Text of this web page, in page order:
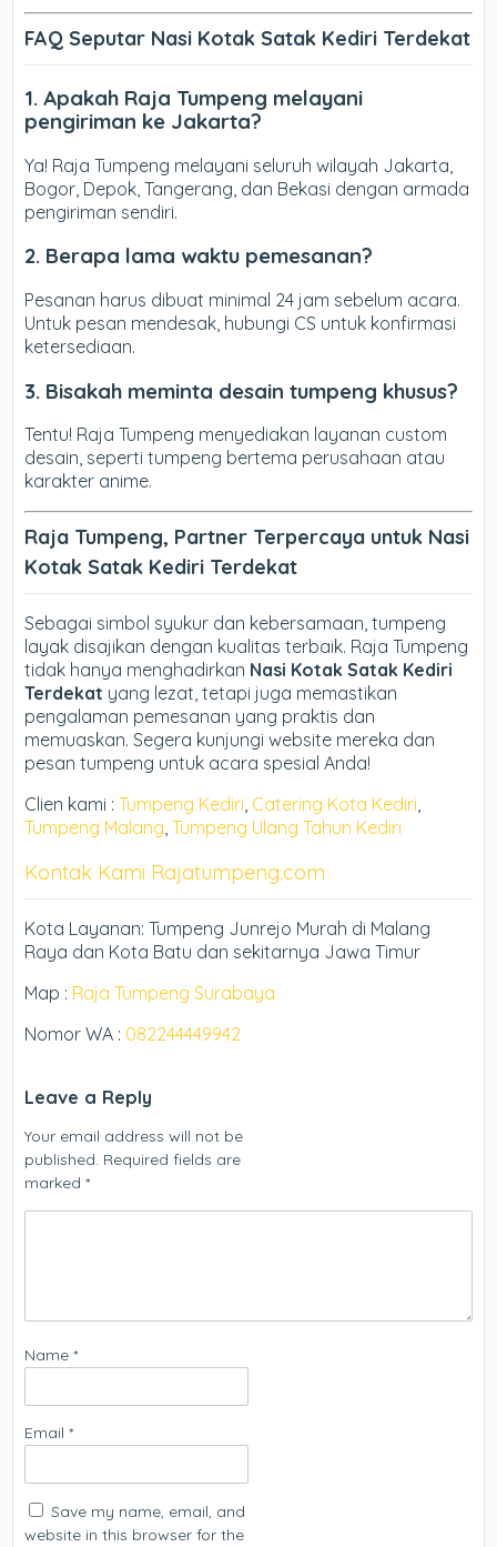
FAQ Seputar Nasi Kotak Satak Kediri Terdekat
1. Apakah Raja Tumpeng melayani
pengiriman ke Jakarta?
Ya! Raja Tumpeng melayani seluruh wilayah Jakarta,
Bogor, Depok, Tangerang, dan Bekasi dengan armada
pengiriman sendiri.
2. Berapa lama waktu pemesanan?
Pesanan harus dibuat minimal 24 jam sebelum acara.
Untuk pesan mendesak, hubungi CS untuk konfirmasi
ketersediaan.
3. Bisakah meminta desain tumpeng khusus?
Tentu! Raja Tumpeng menyediakan layanan custom
desain, seperti tumpeng bertema perusahaan atau
karakter anime.
Raja Tumpeng, Partner Terpercaya untuk Nasi
Kotak Satak Kediri Terdekat
Sebagai simbol syukur dan kebersamaan, tumpeng
layak disajikan dengan kualitas terbaik. Raja Tumpeng
tidak hanya menghadirkan Nasi Kotak Satak Kediri
Terdekat yang lezat, tetapi juga memastikan
pengalaman pemesanan yang praktis dan
memuaskan. Segera kunjungi website mereka dan
pesan tumpeng untuk acara spesial Anda!
Clien kami :Tumpeng Kediri, Catering Kota Kediri,
Tumpeng Malang,Tumpeng Ulang Tahun Kediri
Kontak Kami Rajatumpeng.com
Kota Layanan: Tumpeng Junrejo Murah di Malang
Raya dan Kota Batu dan sekitarnya Jawa Timur
Map : Raja Tumpeng Surabaya
Nomor WA : 082244449942
Leave a Reply
Your email address will not be
published. Required fields are
marked*
Name*
Email*
Save my name, email, and
website in this browser for the